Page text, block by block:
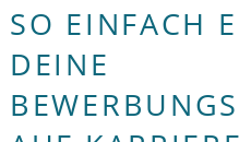
SO EINFACH
DEINE